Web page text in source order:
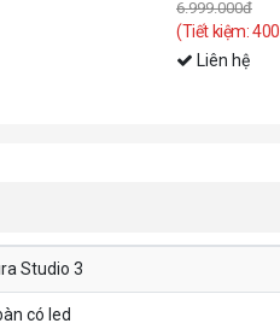
6.999.000đ
(Tiết kiệm:
Liên hệ
Studio 3
có led